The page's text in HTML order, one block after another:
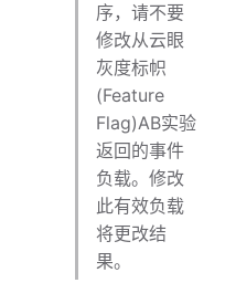
序，请不要
修改从云眼
灰度标帜
(Feature
Flag)AB实验
返回的事件
负载。修改
此有效负载
将更改结
果。